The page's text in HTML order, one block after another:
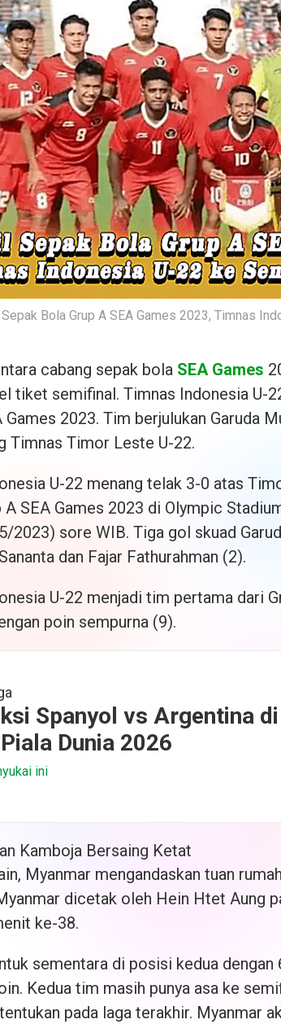
Bola Grup A SEA Games 2023, Timnas
cabang sepak bola SEA Games
tiket semifinal. Timnas Indonesia U-
Games 2023. Tim berjulukan Garuda
Timnas Timor Leste U-22.
U-22 menang telak 3-0 atas
A SEA Games 2023 di Olympic
2023) sore WIB. Tiga gol skuad
dan Fajar Fathurahman (2).
U-22 menjadi tim pertama dari
poin sempurna (9).
Spanyol vs Argentina di
Dunia 2026
ini
Kamboja Bersaing Ketat
Myanmar mengandaskan tuan
dicetak oleh Hein Htet Aung
ke-38.
sementara di posisi kedua
Kedua tim masih punya asa ke
pada laga terakhir. Myanmar